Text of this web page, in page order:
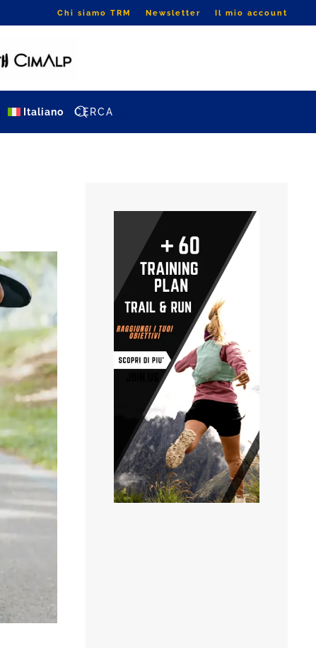
Chi siamo TRM Newsletter Il mio account
Italiano